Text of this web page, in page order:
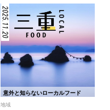
2025.11.20
意外と知らないローカルフード
地域